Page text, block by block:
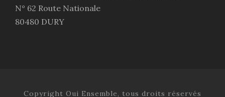
N° 62 Route Nationale
80480 DURY
Copyright Oui Ensemble, tous droits réservés